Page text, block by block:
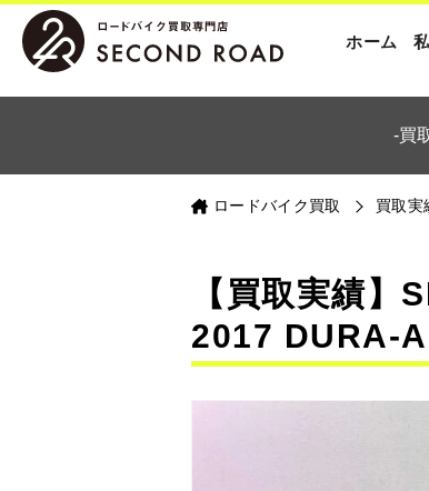
ホーム
-買
ロードバイク買取 買取実
【買取実績
2017 DURA-